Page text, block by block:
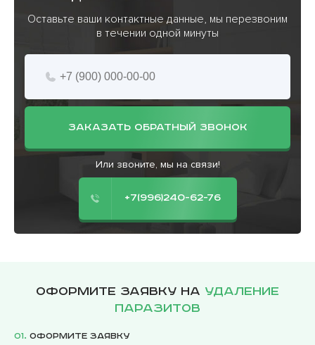
Оставьте ваши контактные данные, мы перезвоним
в течении одной минуты
ЗАКАЗАТЬ ОБРАТНЫЙ ЗВОНОК
Или звоните, мы на связи!
+7(996)240-62-76
Оформите заявку на удаление
паразитов
01. Оформите заявку